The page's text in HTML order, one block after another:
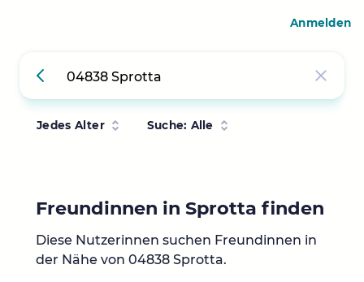
Jedes Alter Suche: Alle
Freundinnen in Sprotta finden
Diese Nutzerinnen suchen Freundinnen in
der Nähe von 04838 Sprotta.
Anmelden